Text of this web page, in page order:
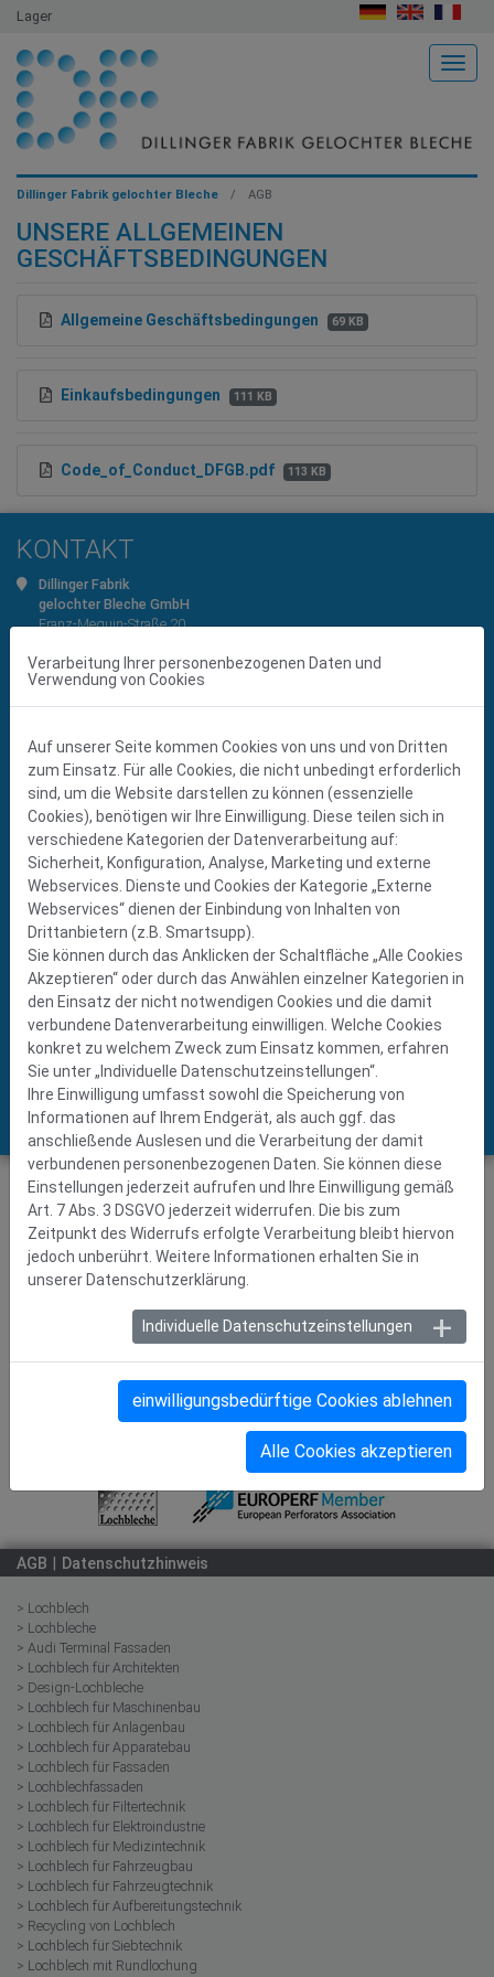
Lager
Dillinger Fabrik gelochter Bleche AGB
UNSERE ALLGEMEINEN
GESCHÄFTSBEDINGUNGEN
Allgemeine Geschäftsbedingungen 69 KB
Einkaufsbedingungen 111 KB
Code_of_Conduct_DFGB.pdf 113 KB
KONTAKT
Dillinger Fabrik
gelochter Bleche GmbH
Franz-Meguin-Straße 20
Tel+49 (0) 6831 7003-0
Fax +49 (0) 6831 7003-525
info@dfgb.de
DILLINGER GROUP
> Dillinger Fabrik gelochter Bleche (D)
> DF Lochbleche (D)
> PREZIEHS (D)
> Dillinger Edelstahl (D)
> DF Perforation (F)
> DF Bulgaria (BG)
> Perfox (NL)
> DF Lochbleche (S)
> DF Österreich (A)
> DF Schweiz (CH)
> Sigamet (PL)
> Dĕrované plechy (CZ)
> Astrup (N)
> SEMITECH (DK)
> STW Steel (Fi)
Einblick in unsere Lochblechwelt
zum Film
Sie unser Sortiment
Katalog-Downloads
AGB Datenschutzhinweis
> Lochblech
> Lochbleche
> Audi Terminal Fassaden
> Lochblech für Architekten
> Design-Lochbleche
> Lochblech für Maschinenbau
> Lochblech für Anlagenbau
> Lochblech für Apparatebau
> Lochblech für Fassaden
> Lochblechfassaden
> Lochblech für Filtertechnik
> Lochblech für Elektroindustrie
> Lochblech für Medizintechnik
> Lochblech für Fahrzeugbau
> Lochblech für Fahrzeugtechnik
> Lochblech für Aufbereitungstechnik
> Recycling von Lochblech
> Lochblech für Siebtechnik
> Lochblech mit Rundlochung
Verarbeitung Ihrer personenbezogenen Daten und
Verwendung von Cookies
Auf unserer Seite kommen Cookies von uns und von Dritten
zum Einsatz. Für alle Cookies, die nicht unbedingt erforderlich
sind, um die Website darstellen zu können (essenzielle
Cookies), benötigen wir Ihre Einwilligung. Diese teilen sich in
verschiedene Kategorien der Datenverarbeitung auf:
Sicherheit, Konfiguration, Analyse, Marketing und externe
Webservices. Dienste und Cookies der Kategorie „Externe
Webservices“ dienen der Einbindung von Inhalten von
Drittanbietern (z.B. Smartsupp).
Sie können durch das Anklicken der Schaltfläche „Alle Cookies
Akzeptieren“ oder durch das Anwählen einzelner Kategorien in
den Einsatz der nicht notwendigen Cookies und die damit
verbundene Datenverarbeitung einwilligen. Welche Cookies
konkret zu welchem Zweck zum Einsatz kommen, erfahren
Sie unter „Individuelle Datenschutzeinstellungen“.
Ihre Einwilligung umfasst sowohl die Speicherung von
Informationen auf Ihrem Endgerät, als auch ggf. das
anschließende Auslesen und die Verarbeitung der damit
verbundenen personenbezogenen Daten. Sie können diese
Einstellungen jederzeit aufrufen und Ihre Einwilligung gemäß
Art. 7 Abs. 3 DSGVO jederzeit widerrufen. Die bis zum
Zeitpunkt des Widerrufs erfolgte Verarbeitung bleibt hiervon
jedoch unberührt. Weitere Informationen erhalten Sie in
unserer Datenschutzerklärung.
Individuelle Datenschutzeinstellungen
einwilligungsbedürftige Cookies ablehnen
Alle Cookies akzeptieren